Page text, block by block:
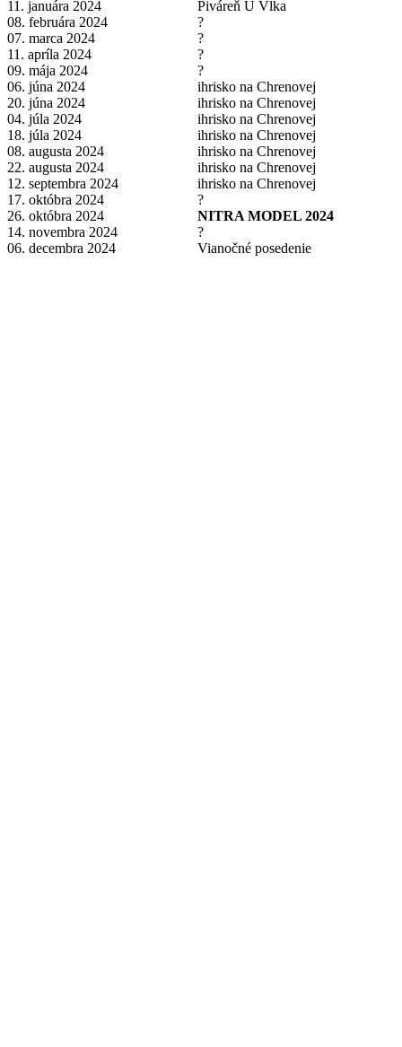
11. januára 2024
Piváreň U Vlka
08. februára 2024
?
07. marca 2024
?
11. apríla 2024
?
09. mája 2024
?
06. júna 2024
ihrisko na Chrenovej
20. júna 2024
ihrisko na Chrenovej
04. júla 2024
ihrisko na Chrenovej
18. júla 2024
ihrisko na Chrenovej
08. augusta 2024
ihrisko na Chrenovej
22. augusta 2024
ihrisko na Chrenovej
12. septembra 2024
ihrisko na Chrenovej
17. októbra 2024
?
26. októbra 2024
NITRA MODEL 2024
14. novembra 2024
?
06. decembra 2024
Vianočné posedenie